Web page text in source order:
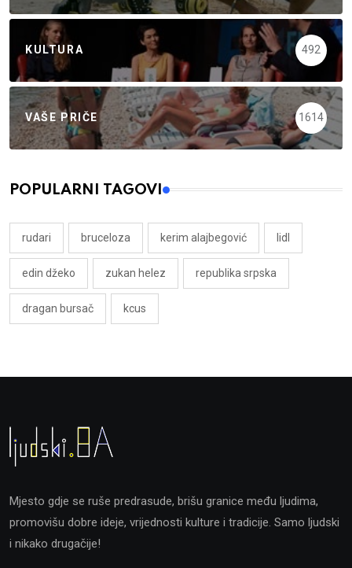
KULTURA 492
VAŠE PRIČE 1614
POPULARNI TAGOVI
rudari bruceloza kerim alajbegović lidl
edin džeko zukan helez republika srpska
dragan bursač kcus
Mjesto gdje se ruše predrasude, brišu granice među ljudima,
promovišu dobre ideje, vrijednosti kulture i tradicije. Samo ljudski
i nikako drugačije!